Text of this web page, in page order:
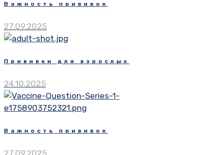
Важность прививок
27.09.2025
Прививки для взрослых
24.10.2025
Важность прививок